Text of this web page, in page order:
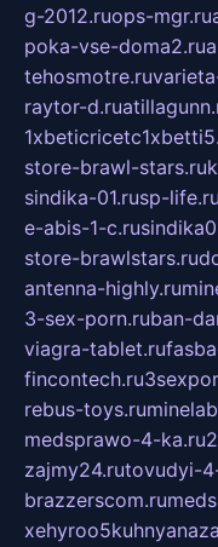
g-2012.ruops-mgr.ru
poka-vse-doma2.ru
tehosmotre.ru
raytor-d.ru
store-brawl-stars.ru
sindika-01.rusp-life.ru
e-abis-1-c.ru
store-brawlstars.ru
antenna-highly.ru
3-sex-porn.ruban-
viagra-tablet.ru
fincontech.ru
rebus-toys.ru
medsprawo-4-ka.ru
zajmy24.rutovudyi-
brazzerscom.ru